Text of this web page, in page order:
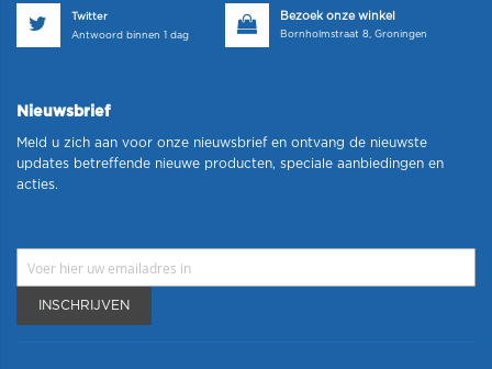
Twitter
Antwoord binnen 1 dag
Bezoek onze winkel
Bornholmstraat 8, Groningen
Nieuwsbrief
Meld u zich aan voor onze nieuwsbrief en ontvang de nieuwste
updates betreffende nieuwe producten, speciale aanbiedingen en
acties.
INSCHRIJVEN